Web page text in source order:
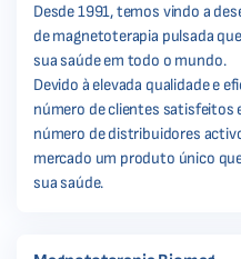
Desde 1991, temos vindo a
de magnetoterapia pulsada
sua saúde em todo o mundo.
Devido à elevada qualidade e
número de clientes satisfeitos
número de distribuidores
mercado um produto único
sua saúde.